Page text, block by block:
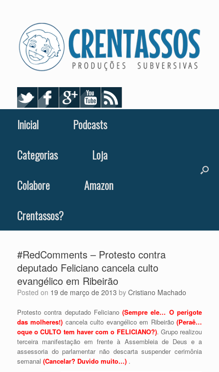
Inicial
Podcasts
Categorias
Loja
Colabore
Amazon
Crentassos?
#RedComments – Protesto contra
deputado Feliciano cancela culto
evangélico em Ribeirão
Posted on 19 de março de 2013 by Cristiano Machado
Protesto contra deputado Feliciano(Sempre ele… O perigote
das molheres!) cancela culto evangélico em Ribeirão(Peraê…
oque o CULTO tem haver com o FELICIANO?). Grupo realizou
terceira manifestação em frente à Assembleia de Deus e a
assessoria do parlamentar não descarta suspender cerimônia
semanal (Cancelar? Duvido muito…) .